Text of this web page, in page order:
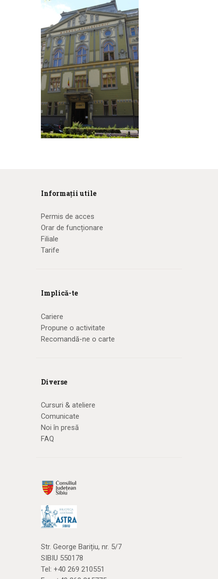
Informații utile
Permis de acces
Orar de funcționare
Filiale
Tarife
Implică-te
Cariere
Propune o activitate
Recomandă-ne o carte
Diverse
Cursuri & ateliere
Comunicate
Noi în presă
FAQ
Str. George Barițiu, nr. 5/7
SIBIU 550178
Tel: +40 269 210551